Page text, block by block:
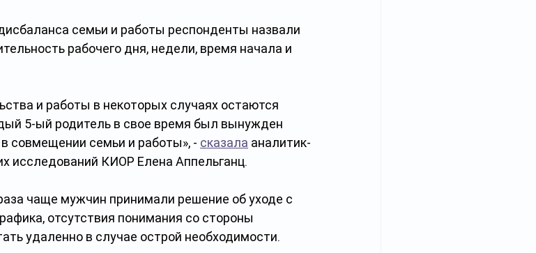
семьи и работы респонденты назвали
рабочего дня, недели, время начала и
и работы в некоторых случаях остаются
5-ый родитель в свое время был вынужден
совмещении семьи и работы», - сказала аналитик-
исследований КИОР Елена Аппельганц.
чаще мужчин принимали решение об уходе с
отсутствия понимания со стороны
удаленно в случае острой необходимости.